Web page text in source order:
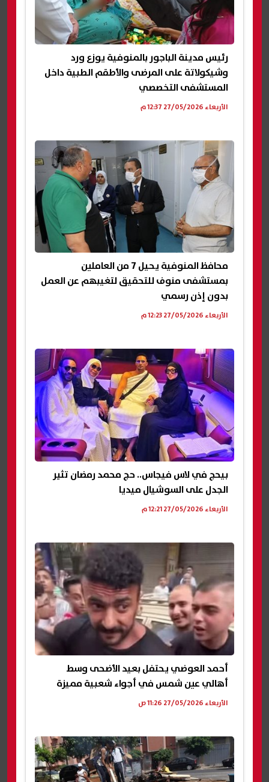
رئيس مدينة الباجور بالمنوفية يوزع ورد
وشيكولاتة على المرضى والأطقم الطبية داخل
المستشفى التخصصي
الأربعاء 27/05/2026 12:37 م
محافظ المنوفية يحيل 7 من العاملين
بمستشفى منوف للتحقيق لتغيبهم عن العمل
بدون إذن رسمي
الأربعاء 27/05/2026 12:23 م
بيحج في لاس فيجاس.. حج محمد رمضان تثير
الجدل على السوشيال ميديا
الأربعاء 27/05/2026 12:21 م
أحمد العوضي يحتفل بعيد الأضحى وسط
أهالي عين شمس في أجواء شعبية مميزة
الأربعاء 27/05/2026 11:26 ص